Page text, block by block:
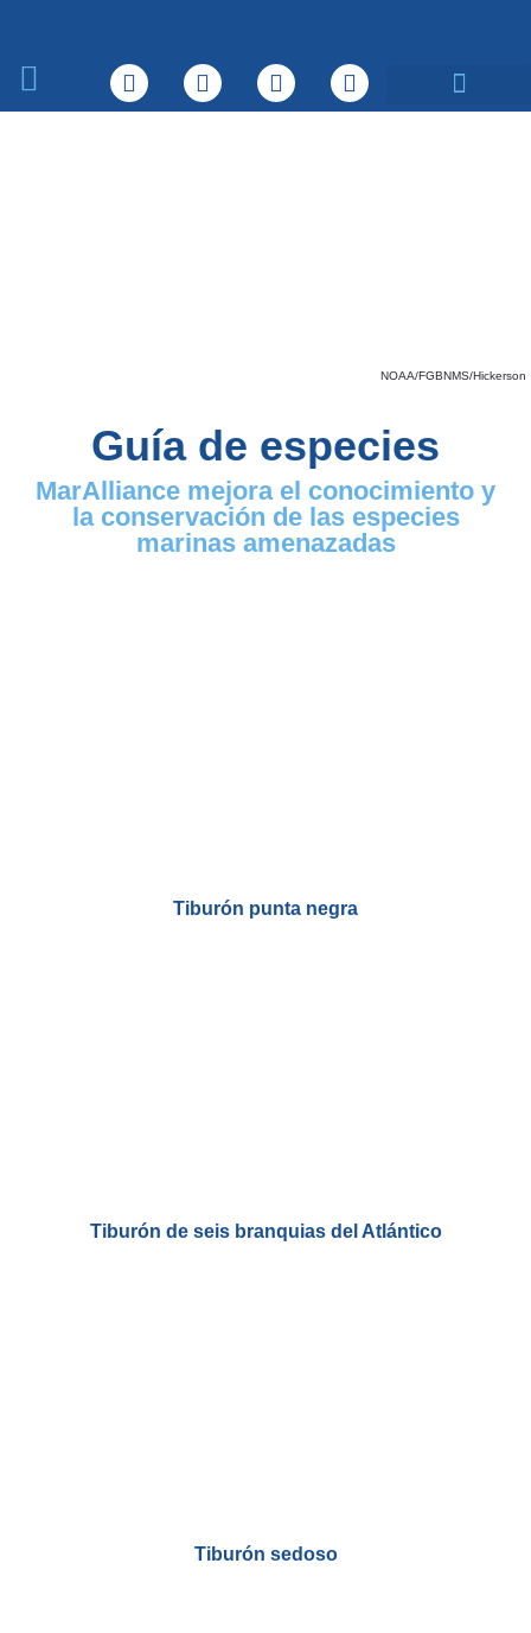
NOAA/FGBNMS/Hickerson
Guía de especies
MarAlliance mejora el conocimiento y
la conservación de las especies
marinas amenazadas
Tiburón punta negra
Tiburón de seis branquias del Atlántico
Tiburón sedoso